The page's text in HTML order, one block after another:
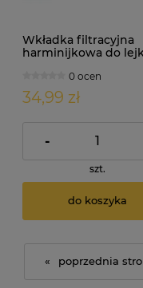
Wkładka filtracyjna
harminijkowa do
Średnica: 45cm x
0 ocen
34,99 zł
-
szt.
do koszyka
«